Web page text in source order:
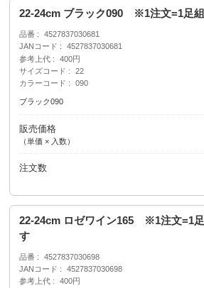
22-24cm ブラック090 ※1注文=1足
品番
4527837030681
JANコード
4527837030681
参考上代
400円
サイズコード
22
カラーコード
090
ブラック090
販売価格
（単価 × 入数）
注文数
22-24cm ロゼワイン165 ※1注文=1足
す
品番
4527837030698
JANコード
4527837030698
参考上代
400円